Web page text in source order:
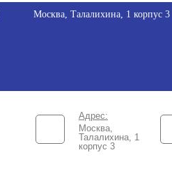
Москва, Талалихина, 1 корпус 3
Адрес:
Москва,
Талалихина, 1
корпус 3